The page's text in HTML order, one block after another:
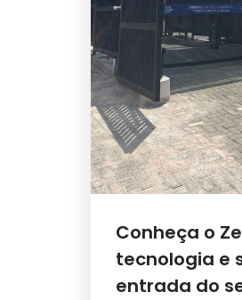
Conheça o
tecnologia e
entrada do